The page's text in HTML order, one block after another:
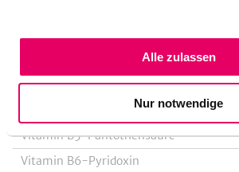
Alle zulassen
Nur notwendige
Vitamin B2-Riboflavin
Vitamin B3-Niacin, Nicotinsäure
Vitamin B3-Niacinäquivalent
Vitamin B5-Pantothensäure
Vitamin B6-Pyridoxin